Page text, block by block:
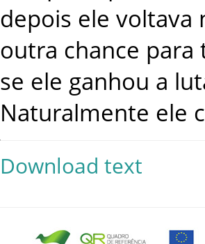
depois ele voltava
outra chance para
se ele ganhou a
Naturalmente ele
Download text